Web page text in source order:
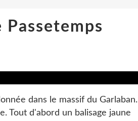
dans le massif du Garlaban.
Tout d'abord un balisage jaune